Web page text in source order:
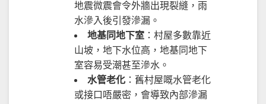
地震微震會令外牆出現裂縫，雨
水滲入後引發滲漏。
地基同地下室 ：村屋多數靠近
山坡，地下水位高，地基同地下
室容易受潮甚至滲水。
水管老化 ：舊村屋嘅水管老化
或接口唔嚴密，會導致內部滲漏